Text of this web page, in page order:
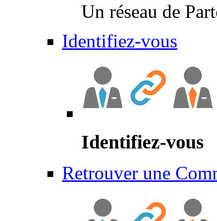
Un réseau de
Identifiez-vous
Identifiez-vous
Retrouver une